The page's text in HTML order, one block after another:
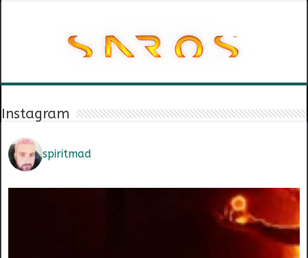
Instagram
spiritmad